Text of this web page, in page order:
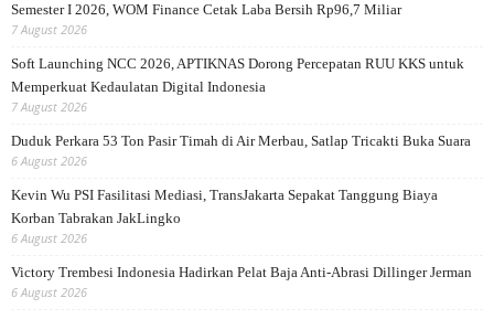
Semester I 2026, WOM Finance Cetak Laba Bersih Rp96,7 Miliar
7 August 2026
Soft Launching NCC 2026, APTIKNAS Dorong Percepatan RUU KKS untuk
Memperkuat Kedaulatan Digital Indonesia
7 August 2026
Duduk Perkara 53 Ton Pasir Timah di Air Merbau, Satlap Tricakti Buka Suara
6 August 2026
Kevin Wu PSI Fasilitasi Mediasi, TransJakarta Sepakat Tanggung Biaya
Korban Tabrakan JakLingko
6 August 2026
Victory Trembesi Indonesia Hadirkan Pelat Baja Anti-Abrasi Dillinger Jerman
6 August 2026